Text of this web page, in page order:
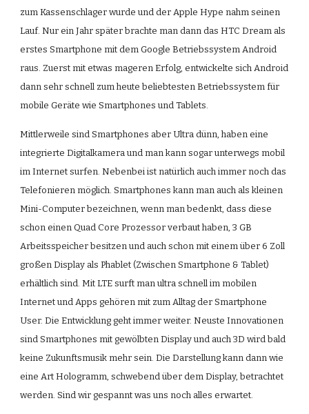
zum Kassenschlager wurde und der Apple Hype nahm seinen
Lauf. Nur ein Jahr später brachte man dann das HTC Dream als
erstes Smartphone mit dem Google Betriebssystem Android
raus. Zuerst mit etwas mageren Erfolg, entwickelte sich Android
dann sehr schnell zum heute beliebtesten Betriebssystem für
mobile Geräte wie Smartphones und Tablets.
Mittlerweile sind Smartphones aber Ultra dünn, haben eine
integrierte Digitalkamera und man kann sogar unterwegs mobil
im Internet surfen. Nebenbei ist natürlich auch immer noch das
Telefonieren möglich. Smartphones kann man auch als kleinen
Mini-Computer bezeichnen, wenn man bedenkt, dass diese
schon einen Quad Core Prozessor verbaut haben, 3 GB
Arbeitsspeicher besitzen und auch schon mit einem über 6 Zoll
großen Display als Phablet (Zwischen Smartphone & Tablet)
erhältlich sind. Mit LTE surft man ultra schnell im mobilen
Internet und Apps gehören mit zum Alltag der Smartphone
User. Die Entwicklung geht immer weiter. Neuste Innovationen
sind Smartphones mit gewölbten Display und auch 3D wird bald
keine Zukunftsmusik mehr sein. Die Darstellung kann dann wie
eine Art Hologramm, schwebend über dem Display, betrachtet
werden. Sind wir gespannt was uns noch alles erwartet.